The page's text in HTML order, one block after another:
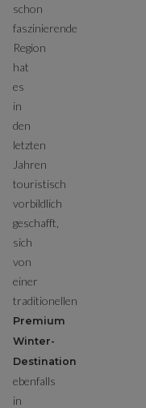
schon
faszinierende
Region
hat
es
in
den
letzten
Jahren
touristisch
vorbildlich
geschafft,
sich
von
einer
traditionellen
Premium
Winter-
Destination
ebenfalls
in